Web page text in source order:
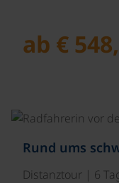
ab €
Rund ums
Distanztour | 6